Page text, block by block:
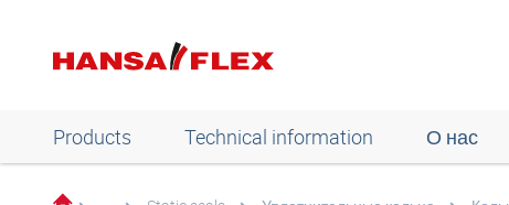
Products Technical information О нас